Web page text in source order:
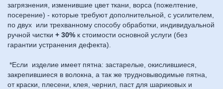
загрязнения, изменившие цвет ткани, ворса (пожелтение,
посерение) - которые требуют дополнительной, с усилителем,
по двух или трехванному способу обработки, индивидуальной
ручной чистки + 30% к стоимости основной услуги (без
гарантии устранения дефекта).
*Если изделие имеет пятна: застарелые, окислившиеся,
закрепившиеся в волокна, а так же трудновыводимые пятна,
от краски, плесени, клея, чернил, паст для шариковых и